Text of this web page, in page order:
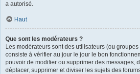
a autorisé.
Haut
Que sont les modérateurs ?
Les modérateurs sont des utilisateurs (ou groupes
consiste à vérifier au jour le jour le bon
pouvoir de modifier ou supprimer des messages,
déplacer, supprimer et diviser les sujets des